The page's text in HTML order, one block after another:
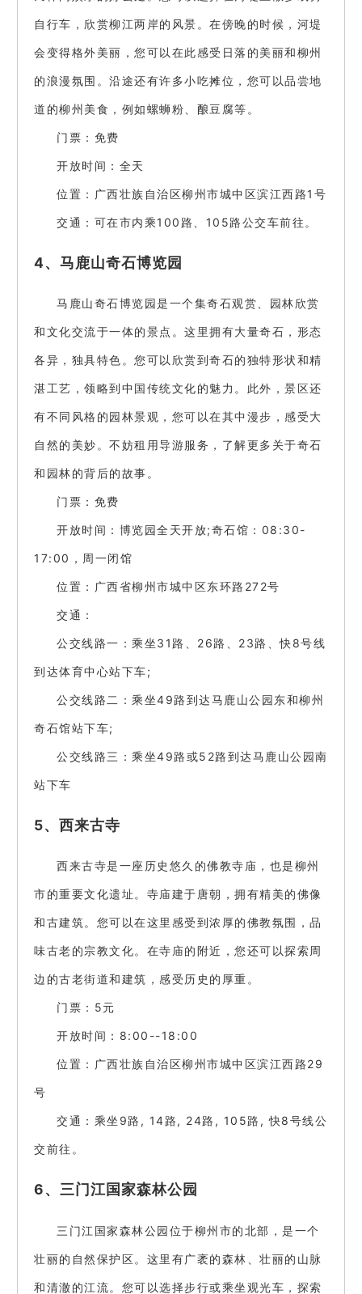
自行车，欣赏柳江两岸的风景。在傍晚的时候，河堤
会变得格外美丽，您可以在此感受日落的美丽和柳州
的浪漫氛围。沿途还有许多小吃摊位，您可以品尝地
道的柳州美食，例如螺蛳粉、酿豆腐等。
门票：免费
开放时间：全天
位置：广西壮族自治区柳州市城中区滨江西路1号
交通：可在市内乘100路、105路公交车前往。
4、马鹿山奇石博览园
马鹿山奇石博览园是一个集奇石观赏、园林欣赏
和文化交流于一体的景点。这里拥有大量奇石，形态
各异，独具特色。您可以欣赏到奇石的独特形状和精
湛工艺，领略到中国传统文化的魅力。此外，景区还
有不同风格的园林景观，您可以在其中漫步，感受大
自然的美妙。不妨租用导游服务，了解更多关于奇石
和园林的背后的故事。
门票：免费
开放时间：博览园全天开放;奇石馆：08:30-
17:00，周一闭馆
位置：广西省柳州市城中区东环路272号
交通：
公交线路一：乘坐31路、26路、23路、快8号线
到达体育中心站下车;
公交线路二：乘坐49路到达马鹿山公园东和柳州
奇石馆站下车;
公交线路三：乘坐49路或52路到达马鹿山公园南
站下车
5、西来古寺
西来古寺是一座历史悠久的佛教寺庙，也是柳州
市的重要文化遗址。寺庙建于唐朝，拥有精美的佛像
和古建筑。您可以在这里感受到浓厚的佛教氛围，品
味古老的宗教文化。在寺庙的附近，您还可以探索周
边的古老街道和建筑，感受历史的厚重。
门票：5元
开放时间：8:00--18:00
位置：广西壮族自治区柳州市城中区滨江西路29
号
交通：乘坐9路, 14路, 24路, 105路, 快8号线公
交前往。
6、三门江国家森林公园
三门江国家森林公园位于柳州市的北部，是一个
壮丽的自然保护区。这里有广袤的森林、壮丽的山脉
和清澈的江流。您可以选择步行或乘坐观光车，探索